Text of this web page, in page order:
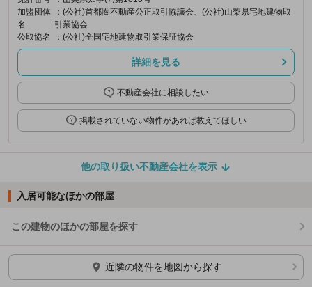
加盟団体
名
：(公社)首都圏不動産公正取引協議会、(公社)山梨県宅地建物取
引業協会
公取協名
：(公社)全国宅地建物取引業保証協会
詳細を見る
不動産会社に相談したい
掲載されていない物件があれば教えてほしい
他の取り扱い不動産会社を表示
入居可能なほかの部屋
この建物のほかの部屋を探す
ほかの部屋を検索中…
近隣の物件を地図から探す